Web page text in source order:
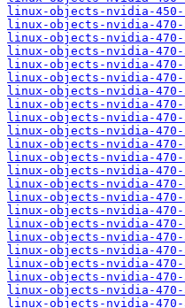
linux-objects-nvidia-
linux-objects-nvidia-470-
linux-objects-nvidia-470-
linux-objects-nvidia-470-
linux-objects-nvidia-470-
linux-objects-nvidia-470-
linux-objects-nvidia-470-
linux-objects-nvidia-470-
linux-objects-nvidia-470-
linux-objects-nvidia-470-
linux-objects-nvidia-470-
linux-objects-nvidia-470-
linux-objects-nvidia-470-
linux-objects-nvidia-470-
linux-objects-nvidia-470-
linux-objects-nvidia-470-
linux-objects-nvidia-470-
linux-objects-nvidia-470-
linux-objects-nvidia-470-
linux-objects-nvidia-470-
linux-objects-nvidia-470-
linux-objects-nvidia-470-
linux-objects-nvidia-470-